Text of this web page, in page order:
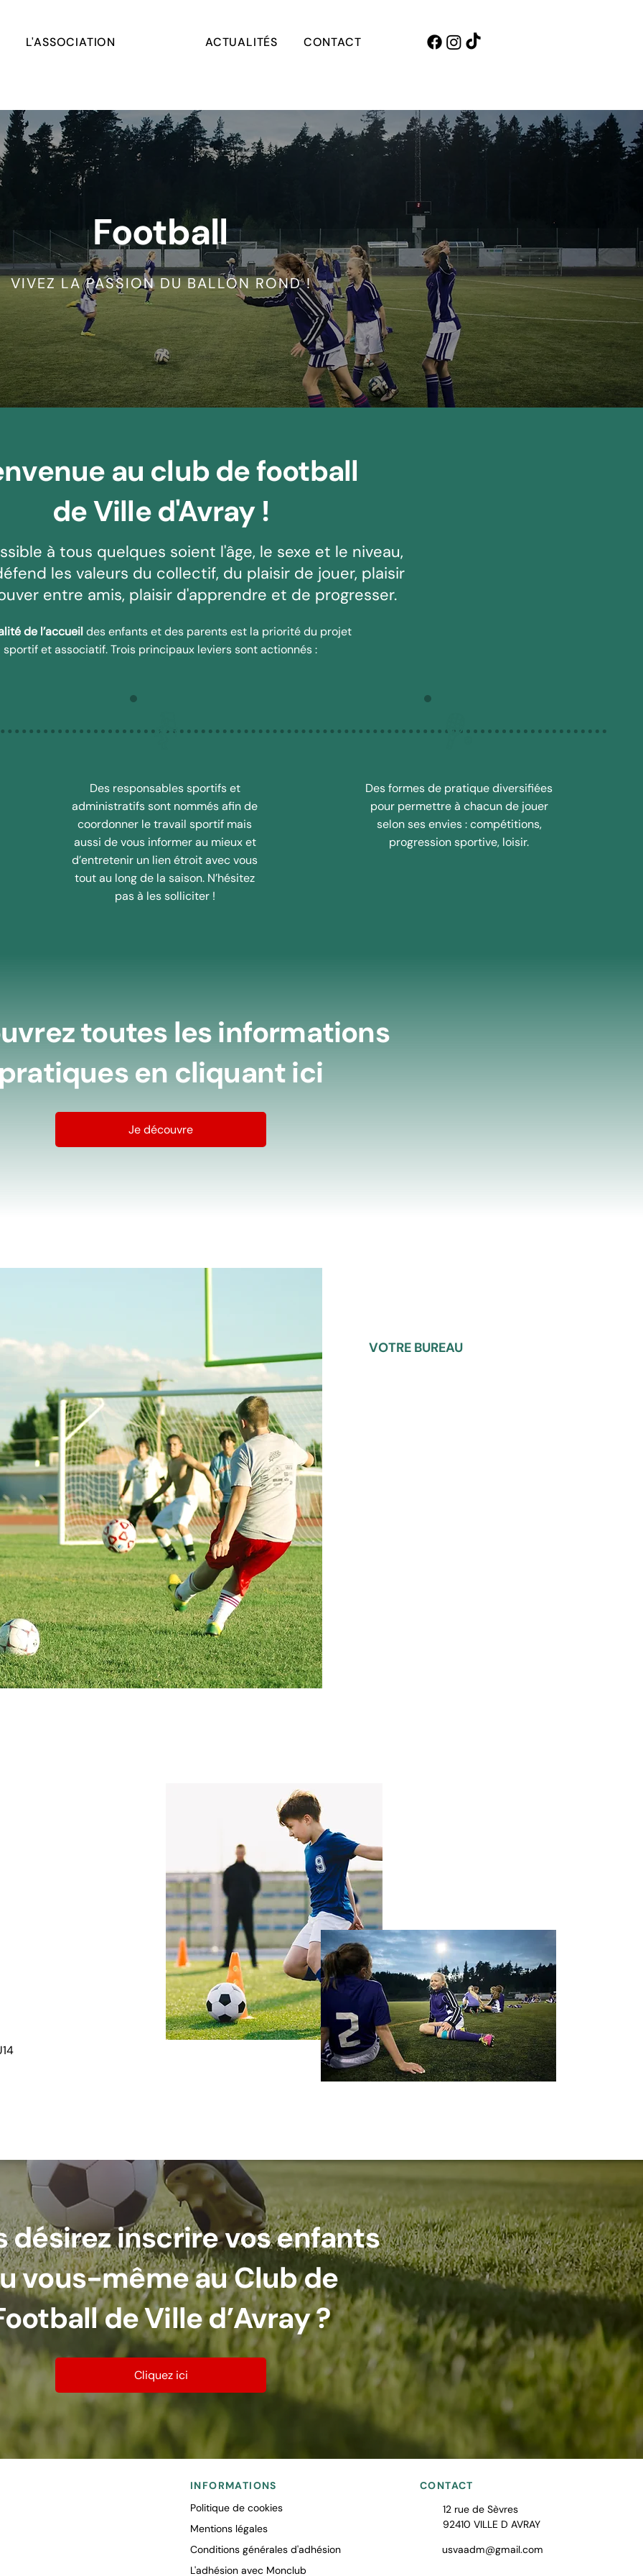
L'ASSOCIATION ACTUALITÉS CONTACT
Football
VIVEZ LA PASSION DU BALLON ROND !
au club de football
de Ville d'Avray !
à tous quelques soient l'âge, le sexe et le niveau,
les valeurs du collectif, du plaisir de jouer, plaisir
entre amis, plaisir d'apprendre et de progresser.
de l’accueil des enfants et des parents est la priorité du projet
sportif et associatif. Trois principaux leviers sont actionnés :
Des responsables sportifs et
administratifs sont nommés afin de
coordonner le travail sportif mais
aussi de vous informer au mieux et
d’entretenir un lien étroit avec vous
tout au long de la saison. N’hésitez
pas à les solliciter !
Des formes de pratique diversifiées
pour permettre à chacun de jouer
selon ses envies : compétitions,
progression sportive, loisir.
toutes les informations
en cliquant ici
Je découvre
VOTRE BUREAU​
désirez inscrire vos enfants
vous-même au Club de
de Ville d’Avray ?
Cliquez ici
INFORMATIONS
Politique de cookies
Mentions légales
Conditions générales d'adhésion
L'adhésion avec Monclub
CONTACT
12 rue de Sèvres
92410 VILLE D AVRAY
usvaadm@gmail.com